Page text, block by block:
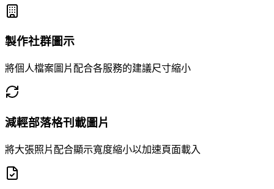
製作社群圖示
將個人檔案圖片配合各服務的建議尺寸縮小
減輕部落格刊載圖片
將大張照片配合顯示寬度縮小以加速頁面載入